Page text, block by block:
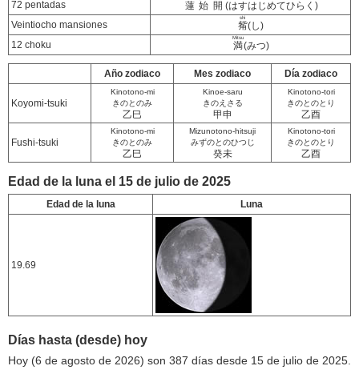
72 pentadas 蓮始開 (はすはじめてひらく)
Veintiocho mansiones
觜
shi
(し)
12 choku
満
Mitsu
(みつ)
Año zodiaco Mes zodiaco Día zodiaco
Koyomi-tsuki
Kinotono-mi
きのとのみ
乙巳
Kinoe-saru
きのえさる
甲申
Kinotono-tori
きのとのとり
乙酉
Fushi-tsuki
Kinotono-mi
きのとのみ
乙巳
Mizunotono-hitsuji
みずのとのひつじ
癸未
Kinotono-tori
きのとのとり
乙酉
Edad de la luna el 15 de julio de 2025
Edad de la luna Luna
19.69
Días hasta (desde) hoy
Hoy (6 de agosto de 2026) son 387 días desde 15 de julio de 2025.